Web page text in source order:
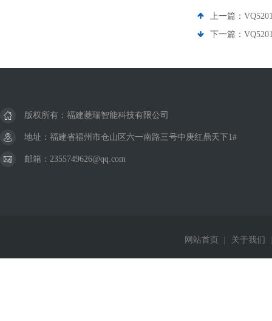
上一篇：
下一篇：
版权所有：福建菱瑞智能科技有限公司
地址：福建省福州市仓山区六一南路三号中庚红鼎天下1#
邮箱：2355749626@qq.com
网站首页 关于我们